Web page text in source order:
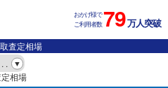
おかげ様で
ご利用者数79万人突破
査定相場
.
相場